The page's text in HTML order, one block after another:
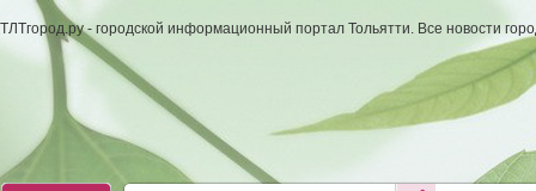
ТЛТгород.ру - городской информационный портал Тольятти. Все новости